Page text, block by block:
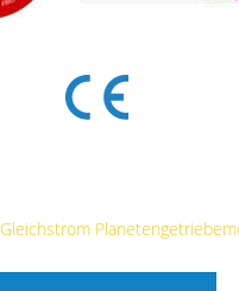
Gleichstrom